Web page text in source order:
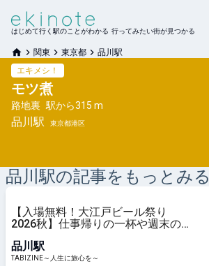
はじめて行く駅のことがわかる 行ってみたい街が見つかる
関東 東京都 品川駅
エキメシ！
モツ煮
路地裏 駅から315 m
品川駅 東京都港区
品川駅の記事をもっとみる
【入場無料！大江戸ビール祭り
2026秋】仕事帰りの一杯や週末の
が大集合｜品川 | TABIZINE～人生に
旅心を～
品川駅
TABIZINE～人生に旅心を～